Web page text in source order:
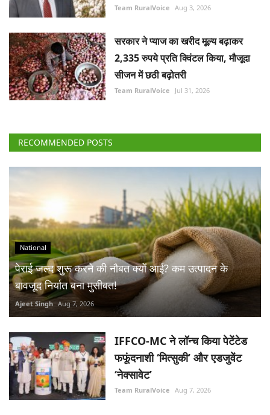
Team RuralVoice Aug 3, 2026
सरकार ने प्याज का खरीद मूल्य बढ़ाकर
2,335 रुपये प्रति क्विंटल किया, मौजूदा
सीजन में छठी बढ़ोतरी
Team RuralVoice Jul 31, 2026
RECOMMENDED POSTS
National
पेराई जल्द शुरू करने की नौबत क्यों आई? कम उत्पादन के
बावजूद निर्यात बना मुसीबत!
Ajeet Singh Aug 7, 2026
IFFCO-MC ने लॉन्च किया पेटेंटेड
फफूंदनाशी ‘मित्सुकी’ और एडजुवेंट
‘नेक्सावेट’
Team RuralVoice Aug 7, 2026